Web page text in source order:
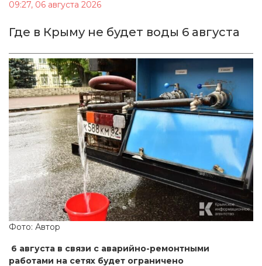
09:27, 06 августа 2026
Где в Крыму не будет воды 6 августа
Фото: Автор
6 августа в связи с аварийно-ремонтными
работами на сетях будет ограничено